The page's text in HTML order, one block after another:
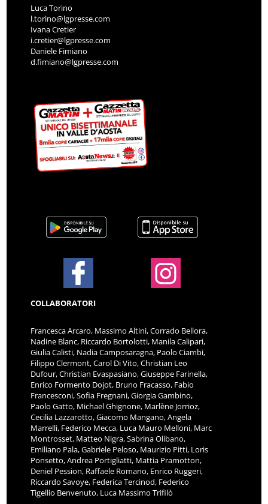
Luca Torino
l.torino@lgpresse.com
Ivana Cretier
i.cretier@lgpresse.com
Daniele Fimiano
d.fimiano@lgpresse.com
COLLABORATORI
Francesca Arcaro, Massimo Altini, Corrado Bellora,
Nadine Blanc, Riccardo Bortolotti, Manila Calipari,
Giulia Calisti, Nadia Camposaragna, Paolo Ciambi,
Filippo Clermont, Carol Di Vito, Christian Leo
Dufour, Christian Evaspasiano, Giuseppe Farinella,
Enrico Formento Dojot, Bruno Fracasso, Fabio
Francesconi, Sofia Fregnani, Giorgia Gambino,
Paolo Gatto, Michael Ghignone, Marlène Jorrioz,
Cecilia Lazzarotto, Giacomo Mangano, Angela
Marrelli, Federico Mecca, Luca Mauro Melloni, Marc
Montrosset, Matteo Nigra, Sabrina Olibano,
Emiliano Pala, Gabriele Peloso, Maurizio Pitti, Loris
Ponsetto, Andrea Portigliatti, Mattia Pramotton,
Deniel Pession, Raffaele Romano, Enrico Ruggeri,
Riccardo Savoye, Federica Tercinod, Federico
Tigellio Benvenuto, Luca Massimo Trifilò